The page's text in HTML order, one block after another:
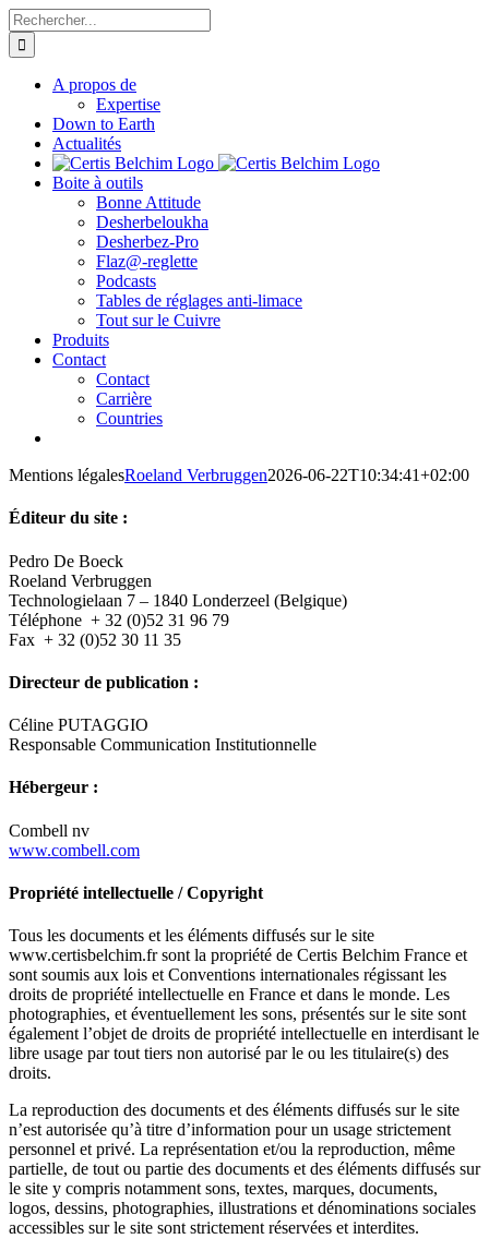
Passer
au
contenu
Rechercher:
A propos de
Expertise
Down to Earth
Actualités
Boite à outils
Bonne Attitude
Desherbeloukha
Desherbez-Pro
Flaz@-reglette
Podcasts
Tables de réglages anti-limace
Tout sur le Cuivre
Produits
Contact
Contact
Carrière
Countries
Mentions légalesRoeland Verbruggen2026-06-22T10:34:41+02:00
Éditeur du site :
Pedro De Boeck
Roeland Verbruggen
Technologielaan 7 – 1840 Londerzeel (Belgique)
Téléphone + 32 (0)52 31 96 79
Fax + 32 (0)52 30 11 35
Directeur de publication :
Céline PUTAGGIO
Responsable Communication Institutionnelle
Hébergeur :
Combell nv
www.combell.com
Propriété intellectuelle / Copyright
Tous les documents et les éléments diffusés sur le site
www.certisbelchim.fr sont la propriété de Certis Belchim France et
sont soumis aux lois et Conventions internationales régissant les
droits de propriété intellectuelle en France et dans le monde. Les
photographies, et éventuellement les sons, présentés sur le site sont
également l’objet de droits de propriété intellectuelle en interdisant le
libre usage par tout tiers non autorisé par le ou les titulaire(s) des
droits.
La reproduction des documents et des éléments diffusés sur le site
n’est autorisée qu’à titre d’information pour un usage strictement
personnel et privé. La représentation et/ou la reproduction, même
partielle, de tout ou partie des documents et des éléments diffusés sur
le site y compris notamment sons, textes, marques, documents,
logos, dessins, photographies, illustrations et dénominations sociales
accessibles sur le site sont strictement réservées et interdites.